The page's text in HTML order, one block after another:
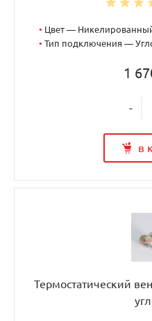
• Цвет —
• Тип подключения —
1
-
в
Термостатический